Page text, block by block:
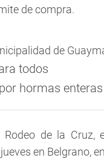
de compra.
de
hormas
Rodeo de la Cruz,
en Belgrano,